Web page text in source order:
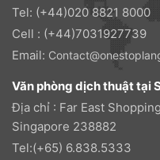
Tel: (+44)020 8821 8000
Cell : (+44)7031927739
Email:
Văn phòng dịch thuật tại
Địa chỉ : Far East
Singapore 238882
Tel:(+65) 6.838.5333